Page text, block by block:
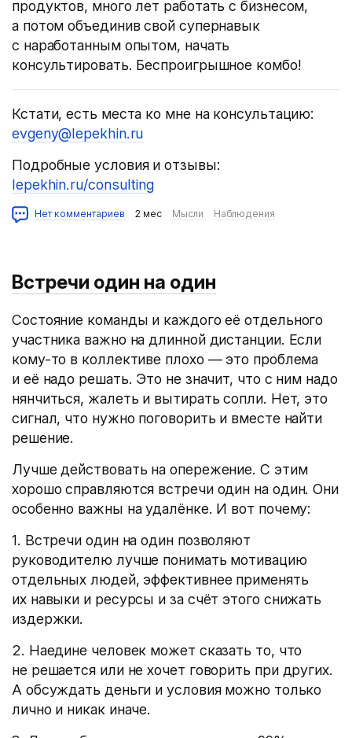
продуктов, много лет работать с бизнесом,
а потом объединив свой супернавык
с наработанным опытом, начать
консультировать. Беспроигрышное комбо!
Кстати, есть места ко мне на консультацию:
evgeny@lepekhin.ru
Подробные условия и отзывы:
lepekhin.ru/consulting
Нет комментариев 2 мес Мысли Наблюдения
Встречи один на один
Состояние команды и каждого её отдельного
участника важно на длинной дистанции. Если
кому-то в коллективе плохо — это проблема
и её надо решать. Это не значит, что с ним надо
нянчиться, жалеть и вытирать сопли. Нет, это
сигнал, что нужно поговорить и вместе найти
решение.
Лучше действовать на опережение. С этим
хорошо справляются встречи один на один. Они
особенно важны на удалёнке. И вот почему:
1. Встречи один на один позволяют
руководителю лучше понимать мотивацию
отдельных людей, эффективнее применять
их навыки и ресурсы и за счёт этого снижать
издержки.
2. Наедине человек может сказать то, что
не решается или не хочет говорить при других.
А обсуждать деньги и условия можно только
лично и никак иначе.